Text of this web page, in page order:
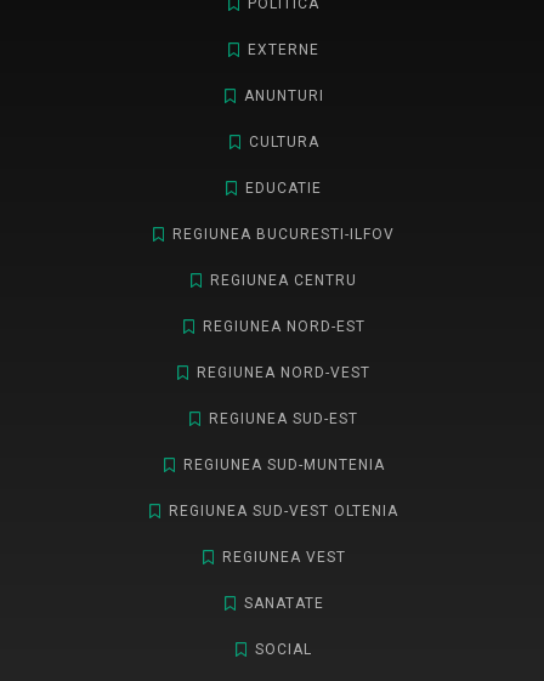
POLITICA
EXTERNE
ANUNTURI
CULTURA
EDUCATIE
REGIUNEA BUCURESTI-ILFOV
REGIUNEA CENTRU
REGIUNEA NORD-EST
REGIUNEA NORD-VEST
REGIUNEA SUD-EST
REGIUNEA SUD-MUNTENIA
REGIUNEA SUD-VEST OLTENIA
REGIUNEA VEST
SANATATE
SOCIAL